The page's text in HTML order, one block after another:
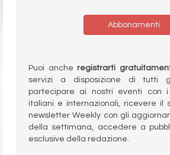
Abbonamenti
Puoi anche registrarti
servizi a disposizione di tutti
partecipare ai nostri eventi con i
italiani e internazionali, ricevere il
newsletter Weekly con gli
della settimana, accedere a
esclusive della redazione.